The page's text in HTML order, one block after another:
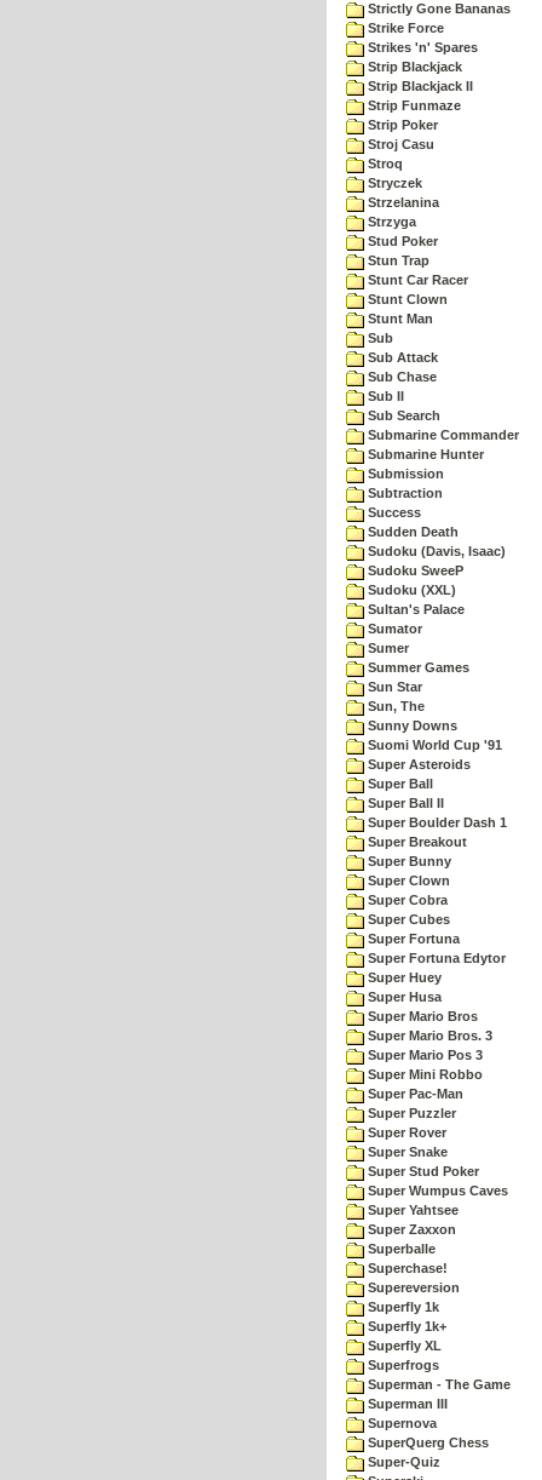
Strictly Gone Bananas
Strike Force
Strikes 'n' Spares
Strip Blackjack
Strip Blackjack II
Strip Funmaze
Strip Poker
Stroj Casu
Stroq
Stryczek
Strzelanina
Strzyga
Stud Poker
Stun Trap
Stunt Car Racer
Stunt Clown
Stunt Man
Sub
Sub Attack
Sub Chase
Sub II
Sub Search
Submarine Commander
Submarine Hunter
Submission
Subtraction
Success
Sudden Death
Sudoku (Davis, Isaac)
Sudoku SweeP
Sudoku (XXL)
Sultan's Palace
Sumator
Sumer
Summer Games
Sun Star
Sun, The
Sunny Downs
Suomi World Cup '91
Super Asteroids
Super Ball
Super Ball II
Super Boulder Dash 1
Super Breakout
Super Bunny
Super Clown
Super Cobra
Super Cubes
Super Fortuna
Super Fortuna Edytor
Super Huey
Super Husa
Super Mario Bros
Super Mario Bros. 3
Super Mario Pos 3
Super Mini Robbo
Super Pac-Man
Super Puzzler
Super Rover
Super Snake
Super Stud Poker
Super Wumpus Caves
Super Yahtsee
Super Zaxxon
Superballe
Superchase!
Supereversion
Superfly 1k
Superfly 1k+
Superfly XL
Superfrogs
Superman - The Game
Superman III
Supernova
SuperQuerg Chess
Super-Quiz